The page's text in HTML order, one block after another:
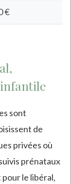
€
sont
de
privées où
prénataux
le libéral,